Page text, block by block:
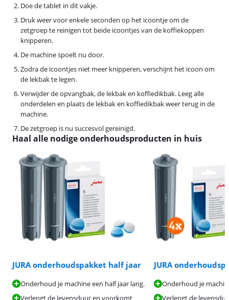
Doe de tablet in dit vakje.
Druk weer voor enkele seconden op het icoontje om de
zetgroep te reinigen tot beide icoontjes van de koffiekoppen
knipperen.
De machine spoelt nu door.
Zodra de icoontjes niet meer knipperen, verschijnt het icoon om
de lekbak te legen.
Verwijder de opvangbak, de lekbak en koffiedikbak. Leeg alle
onderdelen en plaats de lekbak en koffiedikbak weer terug in de
machine.
De zetgroep is nu succesvol gereinigd.
Haal alle nodige onderhoudsproducten in huis
JURA onderhoudspakket half jaar
Onderhoud je machine een half jaar lang.
Verlengt de levensduur en voorkomt
JURA
Onderhoud je
Verlengt de